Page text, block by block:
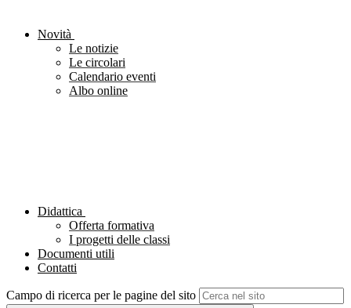
Novità
Le notizie
Le circolari
Calendario eventi
Albo online
Didattica
Offerta formativa
I progetti delle classi
Documenti utili
Contatti
Campo di ricerca per le pagine del sito